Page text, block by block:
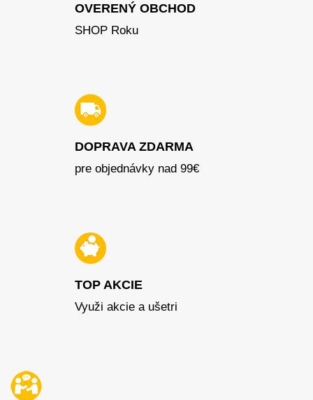
OVERENÝ OBCHOD
SHOP Roku
DOPRAVA ZDARMA
pre objednávky nad 99€
TOP AKCIE
Využi akcie a ušetri